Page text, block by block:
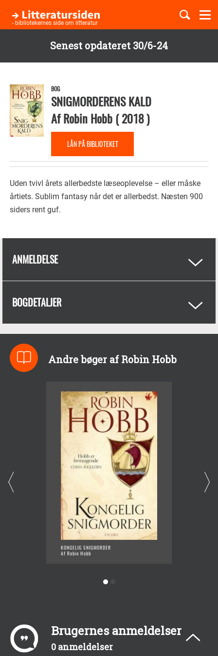
Senest opdateret 30/6-24
hovedindhold
- bibliotekernes side om litteratur
Børnebøger
Temaer
BOG
SNIGMORDERENS KALD
AfRobin Hobb(2018)
LÅN PÅ BIBLIOTEKET
Uden tvivl årets allerbedste læseoplevelse – eller måske
årtiets. Sublim fantasy når det er allerbedst. Næsten 900
siders rent guf.
ANMELDELSE
BOGDETALJER
Andre bøger af Robin Hobb
KONGELIG SNIGMORDER
Af Robin Hobb
Brugernes anmeldelser
0 anmeldelser